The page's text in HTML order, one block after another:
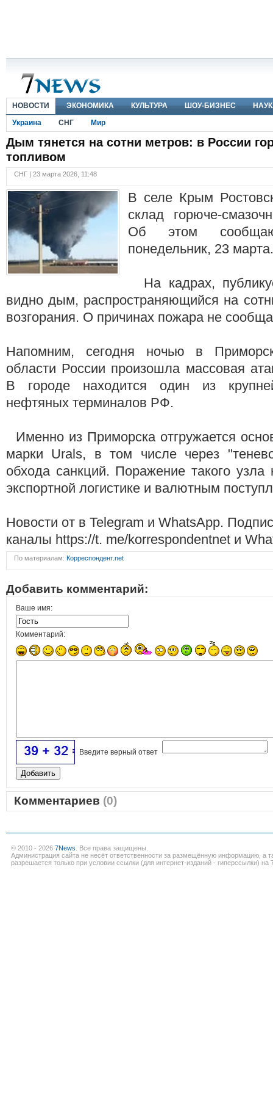
НОВОСТИ ЭКОНОМИКА КУЛЬТУРА ШОУ-БИЗНЕС
Украина
СНГ Мир
Дым тянется на сотни метров: в России
топливом
СНГ | 23 марта 2026, 11:48
В селе Крым
склад горюче-
Об этом
понедельник, 23 марта.
На кадрах,
видно дым, распространяющийся на
возгорания. О причинах пожара не
Напомним, сегодня ночью в
области России произошла массовая
В городе находится один из
нефтяных терминалов РФ.
Именно из Приморска отгружается
марки Urals, в том числе через
обхода санкций. Поражение такого
экспортной логистике и валютным
Новости от в Telegram и WhatsApp.
каналы https://t. me/korrespondentnet и
По материалам: Корреспондент.net
Добавить комментарий:
Ваше имя:
Комментарий:
Введите верный ответ
Комментариев (0)
© 2010 - 2026 7News . Все права защищены.
Администрация сайта не несёт ответственности за размещённую информацию, а
разрешается только при условии ссылки (для интернет-изданий - гиперссылки) на